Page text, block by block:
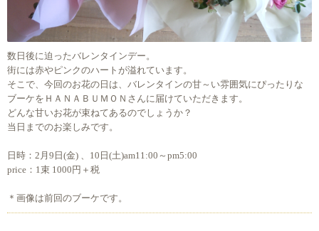
数日後に迫ったバレンタインデー。
街には赤やピンクのハートが溢れています。
そこで、今回のお花の日は、バレンタインの甘～い雰囲気にぴったりな
ブーケをＨＡＮＡＢＵＭＯＮさんに届けていただきます。
どんな甘いお花が束ねてあるのでしょうか？
当日までのお楽しみです。
日時：2月9日(金) 、10日(土)am11:00～pm5:00
price：1束 1000円＋税
＊画像は前回のブーケです。